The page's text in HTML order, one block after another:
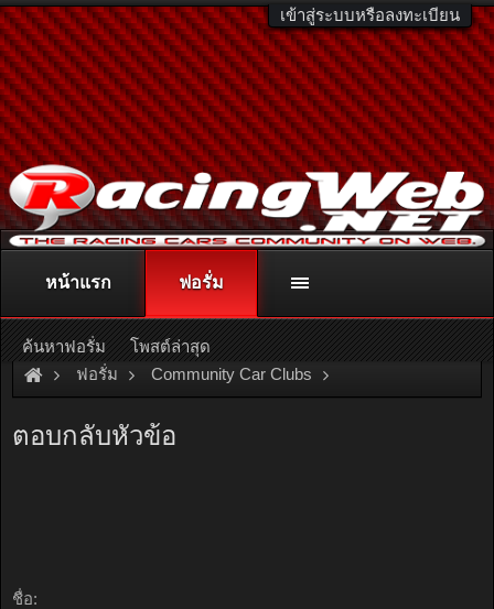
เข้าสู่ระบบหรือลงทะเบียน
ติดต่อลงโฆษณา racingweb@gmail.comหรือโทร. 081-811-1138
หรืออ่านรายละเอียดเพิ่มเติม คลิกที่นี่
ฟอรั่ม Community Car Clubs
ตอบกลับหัวข้อ
ชื่อ:
หน้าแรก ฟอรั่ม
ค้นหาฟอรั่ม โพสต์ล่าสุด